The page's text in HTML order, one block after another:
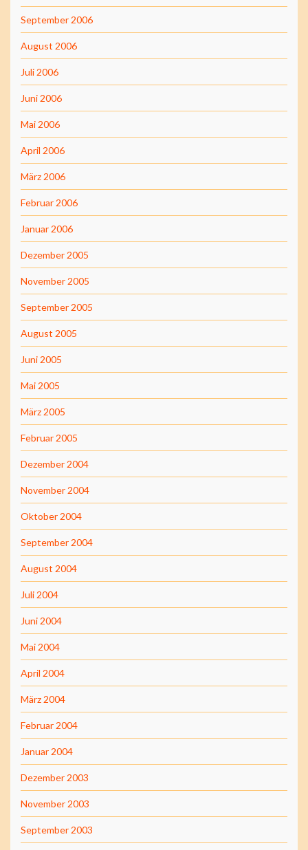
September 2006
August 2006
Juli 2006
Juni 2006
Mai 2006
April 2006
März 2006
Februar 2006
Januar 2006
Dezember 2005
November 2005
September 2005
August 2005
Juni 2005
Mai 2005
März 2005
Februar 2005
Dezember 2004
November 2004
Oktober 2004
September 2004
August 2004
Juli 2004
Juni 2004
Mai 2004
April 2004
März 2004
Februar 2004
Januar 2004
Dezember 2003
November 2003
September 2003